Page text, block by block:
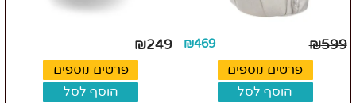
₪599
₪469
פרטים נוספים
הוסף לסל
₪249
פרטים נוספים
הוסף לסל